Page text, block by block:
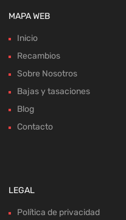
MAPA WEB
Inicio
Recambios
Sobre Nosotros
Bajas y tasaciones
Blog
Contacto
LEGAL
Política de privacidad